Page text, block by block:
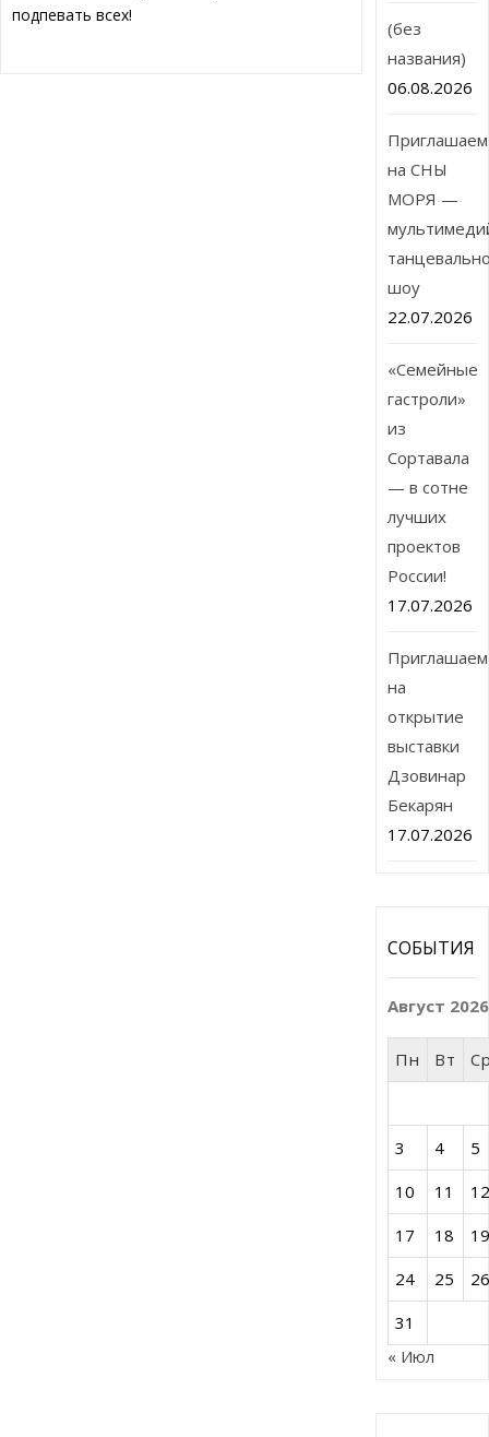
подпевать всех!
(без
названия)
06.08.2026
Приглашаем
на СНЫ
МОРЯ —
шоу
22.07.2026
«Семейные
гастроли»
из
Сортавала
— в сотне
лучших
проектов
России!
17.07.2026
Приглашаем
на
открытие
выставки
Дзовинар
Бекарян
17.07.2026
СОБЫТИЯ
Август 2026
Пн Вт
3 4
5
10
11
17
18
24
25
31
« Июл